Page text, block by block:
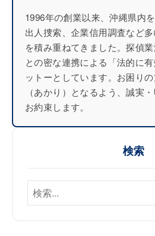
1996年の創業以来、沖縄県内
出人捜索、企業信用調査など
を積み重ねてきました。探偵
との密な連携による「法的に
ットーとしています。お困り
（あかり）となるよう、誠実
お約束します。
検索